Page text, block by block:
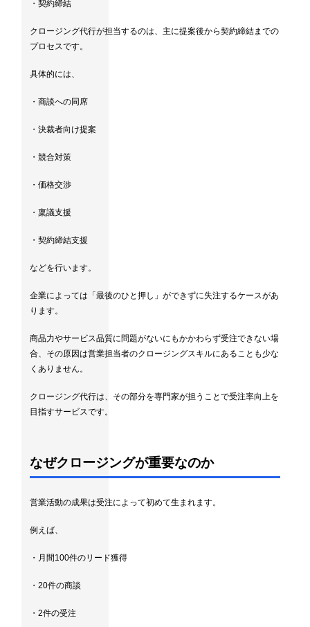
・契約締結
クロージング代行が担当するのは、主に提案後から契約締結までの
プロセスです。
具体的には、
・商談への同席
・決裁者向け提案
・競合対策
・価格交渉
・稟議支援
・契約締結支援
などを行います。
企業によっては「最後のひと押し」ができずに失注するケースがあ
ります。
商品力やサービス品質に問題がないにもかかわらず受注できない場
合、その原因は営業担当者のクロージングスキルにあることも少な
くありません。
クロージング代行は、その部分を専門家が担うことで受注率向上を
目指すサービスです。
なぜクロージングが重要なのか
営業活動の成果は受注によって初めて生まれます。
例えば、
・月間100件のリード獲得
・20件の商談
・2件の受注